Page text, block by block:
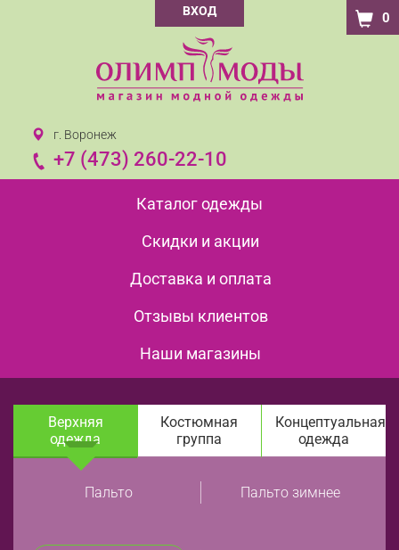
ВХОД 0
г. Воронеж
+7 (473) 260-22-10
Каталог одежды
Скидки и акции
Доставка и оплата
Отзывы клиентов
Наши магазины
Верхняя
одежда
Костюмная
группа
Концептуальная
одежда
Пальто Пальто зимнее